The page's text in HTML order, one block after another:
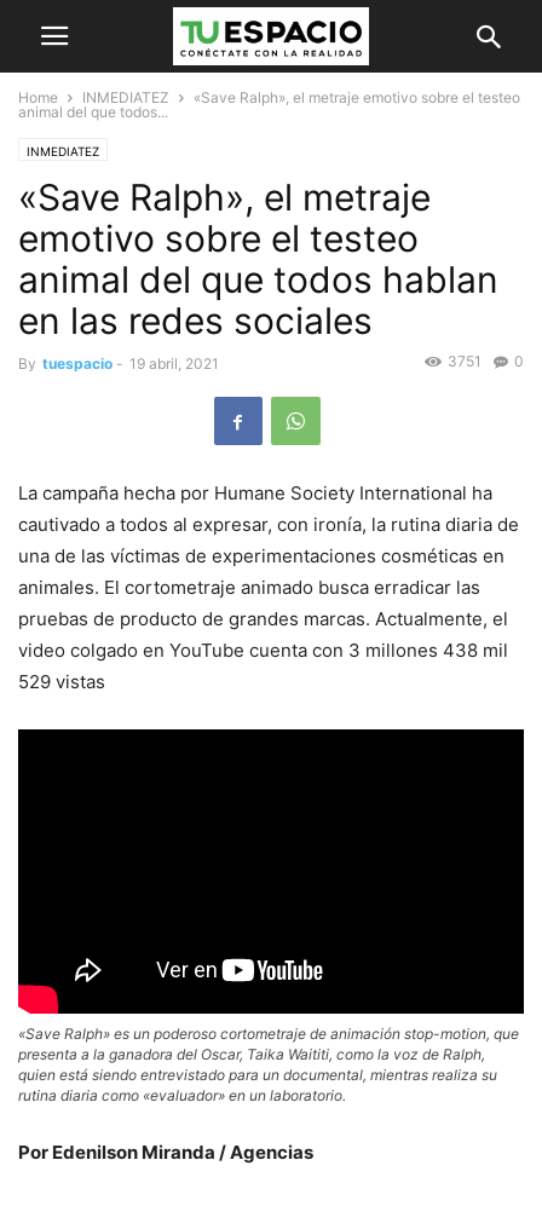
Home INMEDIATEZ
«Save Ralph», el metraje emotivo sobre el testeo
animal del que todos...
INMEDIATEZ
«Save Ralph», el metraje
emotivo sobre el testeo
animal del que todos hablan
en las redes sociales
By tuespacio - 19 abril, 2021 0
3751
La campaña hecha por Humane Society International ha
cautivado a todos al expresar, con ironía, la rutina diaria de
una de las víctimas de experimentaciones cosméticas en
animales. El cortometraje animado busca erradicar las
pruebas de producto de grandes marcas. Actualmente, el
video colgado en YouTube cuenta con 3 millones 438 mil
529 vistas
«Save Ralph» es un poderoso cortometraje de animación stop-motion, que
presenta a la ganadora del Oscar, Taika Waititi, como la voz de Ralph,
quien está siendo entrevistado para un documental, mientras realiza su
rutina diaria como «evaluador» en un laboratorio.
Por Edenilson Miranda / Agencias